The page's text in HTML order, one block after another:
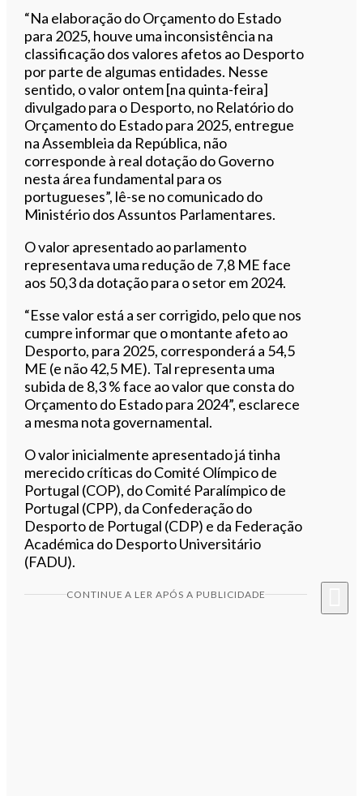
“Na elaboração do Orçamento do Estado
para 2025, houve uma inconsistência na
classificação dos valores afetos ao Desporto
por parte de algumas entidades. Nesse
sentido, o valor ontem [na quinta-feira]
divulgado para o Desporto, no Relatório do
Orçamento do Estado para 2025, entregue
na Assembleia da República, não
corresponde à real dotação do Governo
nesta área fundamental para os
portugueses”, lê-se no comunicado do
Ministério dos Assuntos Parlamentares.
O valor apresentado ao parlamento
representava uma redução de 7,8 ME face
aos 50,3 da dotação para o setor em 2024.
“Esse valor está a ser corrigido, pelo que nos
cumpre informar que o montante afeto ao
Desporto, para 2025, corresponderá a 54,5
ME (e não 42,5 ME). Tal representa uma
subida de 8,3 % face ao valor que consta do
Orçamento do Estado para 2024”, esclarece
a mesma nota governamental.
O valor inicialmente apresentado já tinha
merecido críticas do Comité Olímpico de
Portugal (COP), do Comité Paralímpico de
Portugal (CPP), da Confederação do
Desporto de Portugal (CDP) e da Federação
Académica do Desporto Universitário
(FADU).
CONTINUE A LER APÓS A PUBLICIDADE